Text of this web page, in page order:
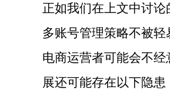
正如我们在上文中讨
多账号管理策略不被
电商运营者可能会不
展还可能存在以下隐患